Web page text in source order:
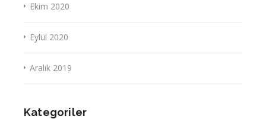
Ekim 2020
Eylül 2020
Aralık 2019
Kategoriler